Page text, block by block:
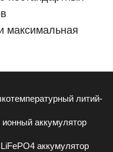
максимальная
литий-
ионный аккумулятор
LiFePO4 аккумулятор